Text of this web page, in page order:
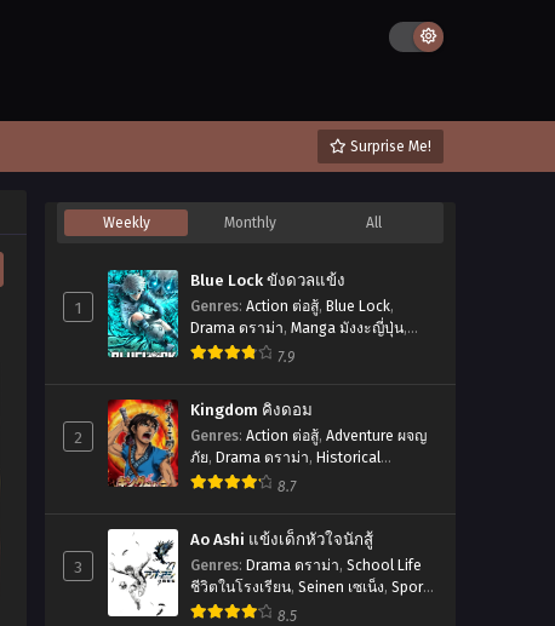
Surprise Me!
Weekly Monthly All
1
Blue Lock ขังดวลแข้ง
Genres: Action ต่อสู้, Blue Lock,
Drama ดราม่า, Manga มังงะญี่ปุ่น,
Shounen โชเน็ง
7.9
2
Kingdom คิงดอม
Genres: Action ต่อสู้, Adventure ผจญ
ภัย, Drama ดราม่า, Historical
ประวัติศาสตร์, Manga มังงะญี่ปุ่น
8.7
3
Ao Ashi แข้งเด็กหัวใจนักสู้
Genres: Drama ดราม่า, School Life
ชีวิตในโรงเรียน, Seinen เซเน็ง, Sports
กีฬา
8.5